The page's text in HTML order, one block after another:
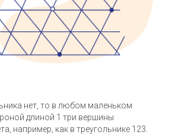
нет, то в любом маленьком
длиной 1 три вершины
например, как в треугольнике 123.